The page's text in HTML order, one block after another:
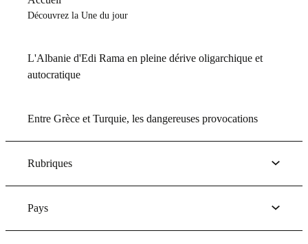
Découvrez la Une du jour
L'Albanie d'Edi Rama en pleine dérive oligarchique et
autocratique
Entre Grèce et Turquie, les dangereuses provocations
Rubriques
Pays